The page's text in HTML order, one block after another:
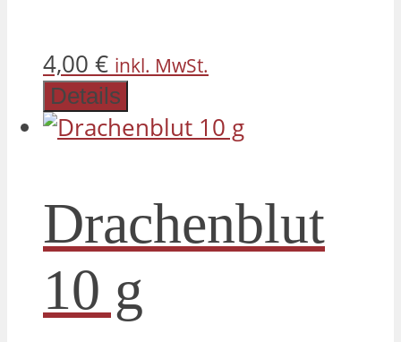
4,00 € inkl. MwSt.
Details
Drachenblut
10 g